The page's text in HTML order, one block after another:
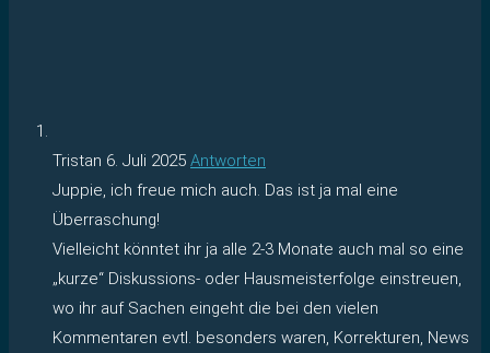
Tristan 6. Juli 2025 Antworten
Juppie, ich freue mich auch. Das ist ja mal eine
Überraschung!
Vielleicht könntet ihr ja alle 2-3 Monate auch mal so eine
„kurze“ Diskussions- oder Hausmeisterfolge einstreuen,
wo ihr auf Sachen eingeht die bei den vielen
Kommentaren evtl. besonders waren, Korrekturen, News